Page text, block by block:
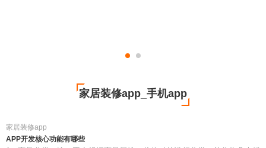
家居装修app_手机app
家居装修app
APP开发核心功能有哪些